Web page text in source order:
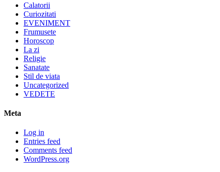
Calatorii
Curiozitati
EVENIMENT
Frumusete
Horoscop
La zi
Religie
Sanatate
Stil de viata
Uncategorized
VEDETE
Meta
Log in
Entries feed
Comments feed
WordPress.org